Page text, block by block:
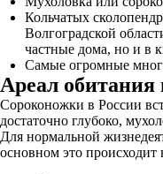
Кольчатых
Волгоградской
частные дома, но и в
Самые огромные
Ареал обитания
Сороконожки в России
достаточно глубоко,
Для нормальной
основном это происходит